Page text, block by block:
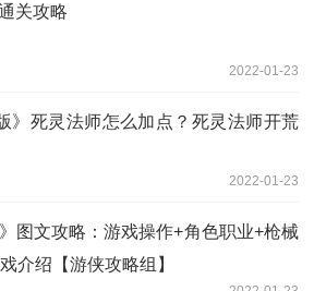
关攻略
2022-01-23
》死灵法师怎么加点？死灵法师开荒
2022-01-23
图文攻略：游戏操作+角色职业+枪械
介绍【游侠攻略组】